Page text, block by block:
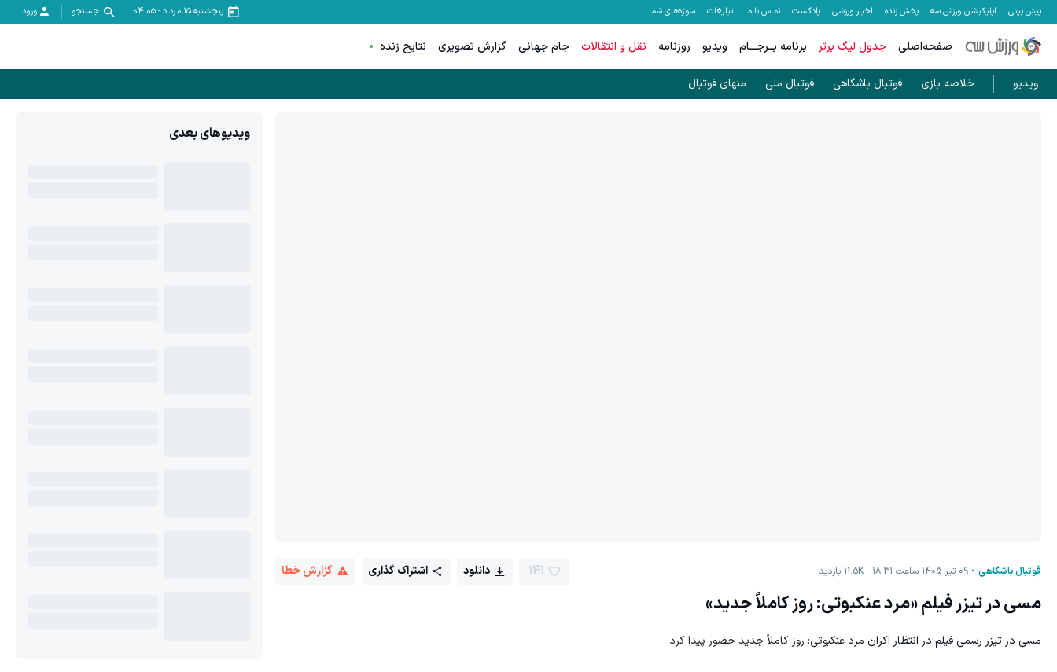
پیش بینی اپلیکیشن ورزش سه پخش زنده اخبار ورزشی پادکست تماس با ما تبلیغات سوژه‌های شما پنجشنبه ۱۵ مرداد -
04:05 جستجو ورود
صفحه‌اصلی جدول لیگ برتر برنامه بــرجـــام ویدیو روزنامه نقل و انتقالات جام جهانی گزارش تصویری نتایج زنده
ویدیو خلاصه بازی فوتبال باشگاهی فوتبال ملی منهای فوتبال
فوتبال باشگاهی 09 تیر 1405 ساعت 18:31 11.5K بازدید 141 دانلود اشتراک گذاری گزارش خطا
مسی در تیزر فیلم «مرد عنکبوتی: روز کاملاً جدید»
مسی در تیزر رسمی فیلم در انتظار اکران مرد عنکبوتی: روز کاملاً جدید حضور پیدا کرد
ویدیوهای بعدی